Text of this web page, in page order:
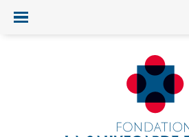
Ouvrir/fermer le menu